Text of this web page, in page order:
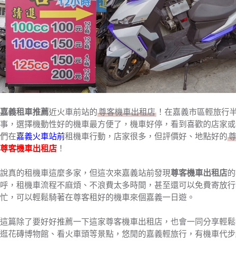
嘉義租車推薦近火車前站的尊客機車出租店 ！在嘉義市區輕旅行
事，選擇機動性好的機車最方便了，機車好停，看到喜歡的店家
們在嘉義火車站前租機車行動，店家很多，但評價好、地點好的
尊客機車出租店 ！
說真的租機車這麼多家，但這次來嘉義站前發現尊客機車出租店
呼，租機車流程不麻煩、不浪費太多時間，甚至還可以免費寄放
忙，可以輕鬆騎著在尊客租好的機車來個嘉義一日遊。
這篇除了要好好推薦一下這家尊客機車出租店，也會一同分享輕
逛花磚博物館、看火車頭等景點，悠閒的嘉義輕旅行，有機車代步